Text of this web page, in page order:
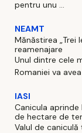
pentru unu ...
NEAMT
Mănăstirea
reamenajare
Unul dintre cele
Romaniei va avea
IASI
Canicula
de hectare de
Valul de